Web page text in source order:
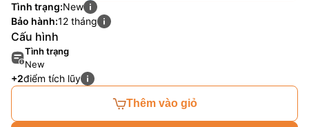
Tình trạng:New
Bảo hành:12 tháng
Cấu hình
Tình trạng
New
+2điểm tích lũy
Thêm vào giỏ